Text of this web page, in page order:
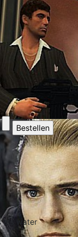
als water